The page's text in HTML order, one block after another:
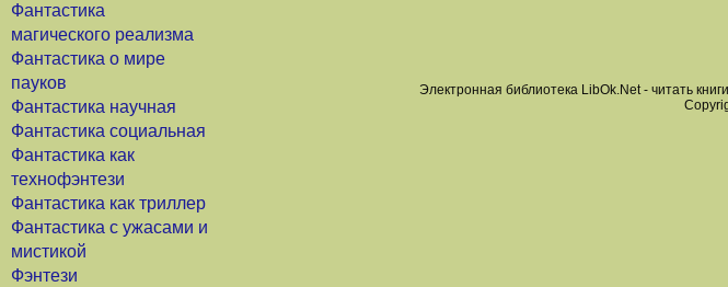
Фантастика
магического реализма
Фантастика о мире
пауков
Фантастика научная
Фантастика социальная
Фантастика как
технофэнтези
Фантастика как триллер
Фантастика с ужасами и
мистикой
Фэнтези
Электронная библиотека LibOk.Net - читать